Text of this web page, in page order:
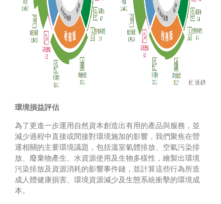
環境損益評估
為了更進一步運用自然資本創造出有用的產品與服務，並
減少過程中直接或間接對環境施加的影響，我們聚焦在營
運相關的主要環境議題，包括溫室氣體排放、空氣污染排
放、廢棄物產生、水資源使用及生物多樣性，繪製出環境
污染排放及資源消耗的影響事件鏈，並計算這些行為所造
成人體健康損害、環境資源減少及生態系統衝擊的環境成
本。